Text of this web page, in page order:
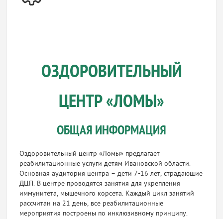
ОЗДОРОВИТЕЛЬНЫЙ
ЦЕНТР «ЛОМЫ»
ОБЩАЯ ИНФОРМАЦИЯ
Оздоровительный центр «Ломы» предлагает
реабилитационные услуги детям Ивановской области.
Основная аудитория центра – дети 7-16 лет, страдающие
ДЦП. В центре проводятся занятия для укрепления
иммунитета, мышечного корсета. Каждый цикл занятий
рассчитан на 21 день, все реабилитационные
мероприятия построены по инклюзивному принципу.